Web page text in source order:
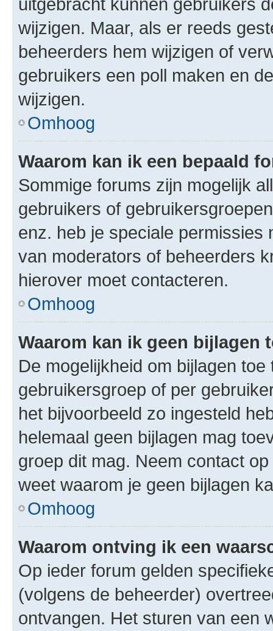
wijzigen. Maar, als er reeds
beheerders hem wijzigen of
gebruikers een poll maken en
wijzigen.
Omhoog
Waarom kan ik een bepaald
Sommige forums zijn mogelijk
gebruikers of
enz. heb je speciale permissies
van moderators of beheerders
hierover moet contacteren.
Omhoog
Waarom kan ik geen bijlagen
De mogelijkheid om bijlagen
gebruikersgroep of per
het bijvoorbeeld zo ingesteld
helemaal geen bijlagen mag
groep dit mag. Neem contact
weet waarom je geen bijlagen
Omhoog
Waarom ontving ik een
Op ieder forum gelden
(volgens de beheerder)
ontvangen. Het sturen van een